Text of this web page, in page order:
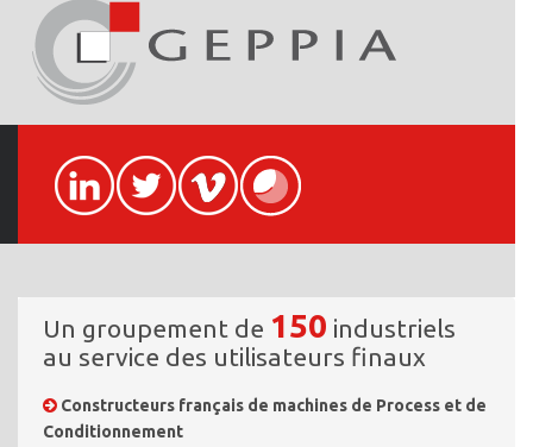
Un groupement de 150 industriels
au service des utilisateurs finaux
Constructeurs français de machines de Process et de
Conditionnement